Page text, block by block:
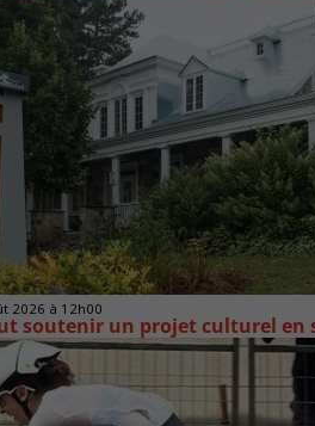
2026 à 12h00
soutenir un projet culturel en